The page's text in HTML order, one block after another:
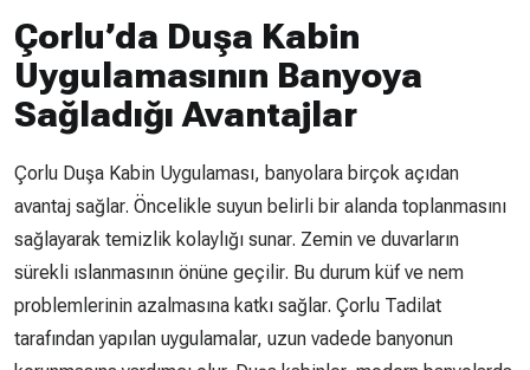
Çorlu’da Duşa Kabin
Uygulamasının Banyoya
Sağladığı Avantajlar
Çorlu Duşa Kabin Uygulaması, banyolara birçok açıdan
avantaj sağlar. Öncelikle suyun belirli bir alanda toplanmasını
sağlayarak temizlik kolaylığı sunar. Zemin ve duvarların
sürekli ıslanmasının önüne geçilir. Bu durum küf ve nem
problemlerinin azalmasına katkı sağlar. Çorlu Tadilat
tarafından yapılan uygulamalar, uzun vadede banyonun